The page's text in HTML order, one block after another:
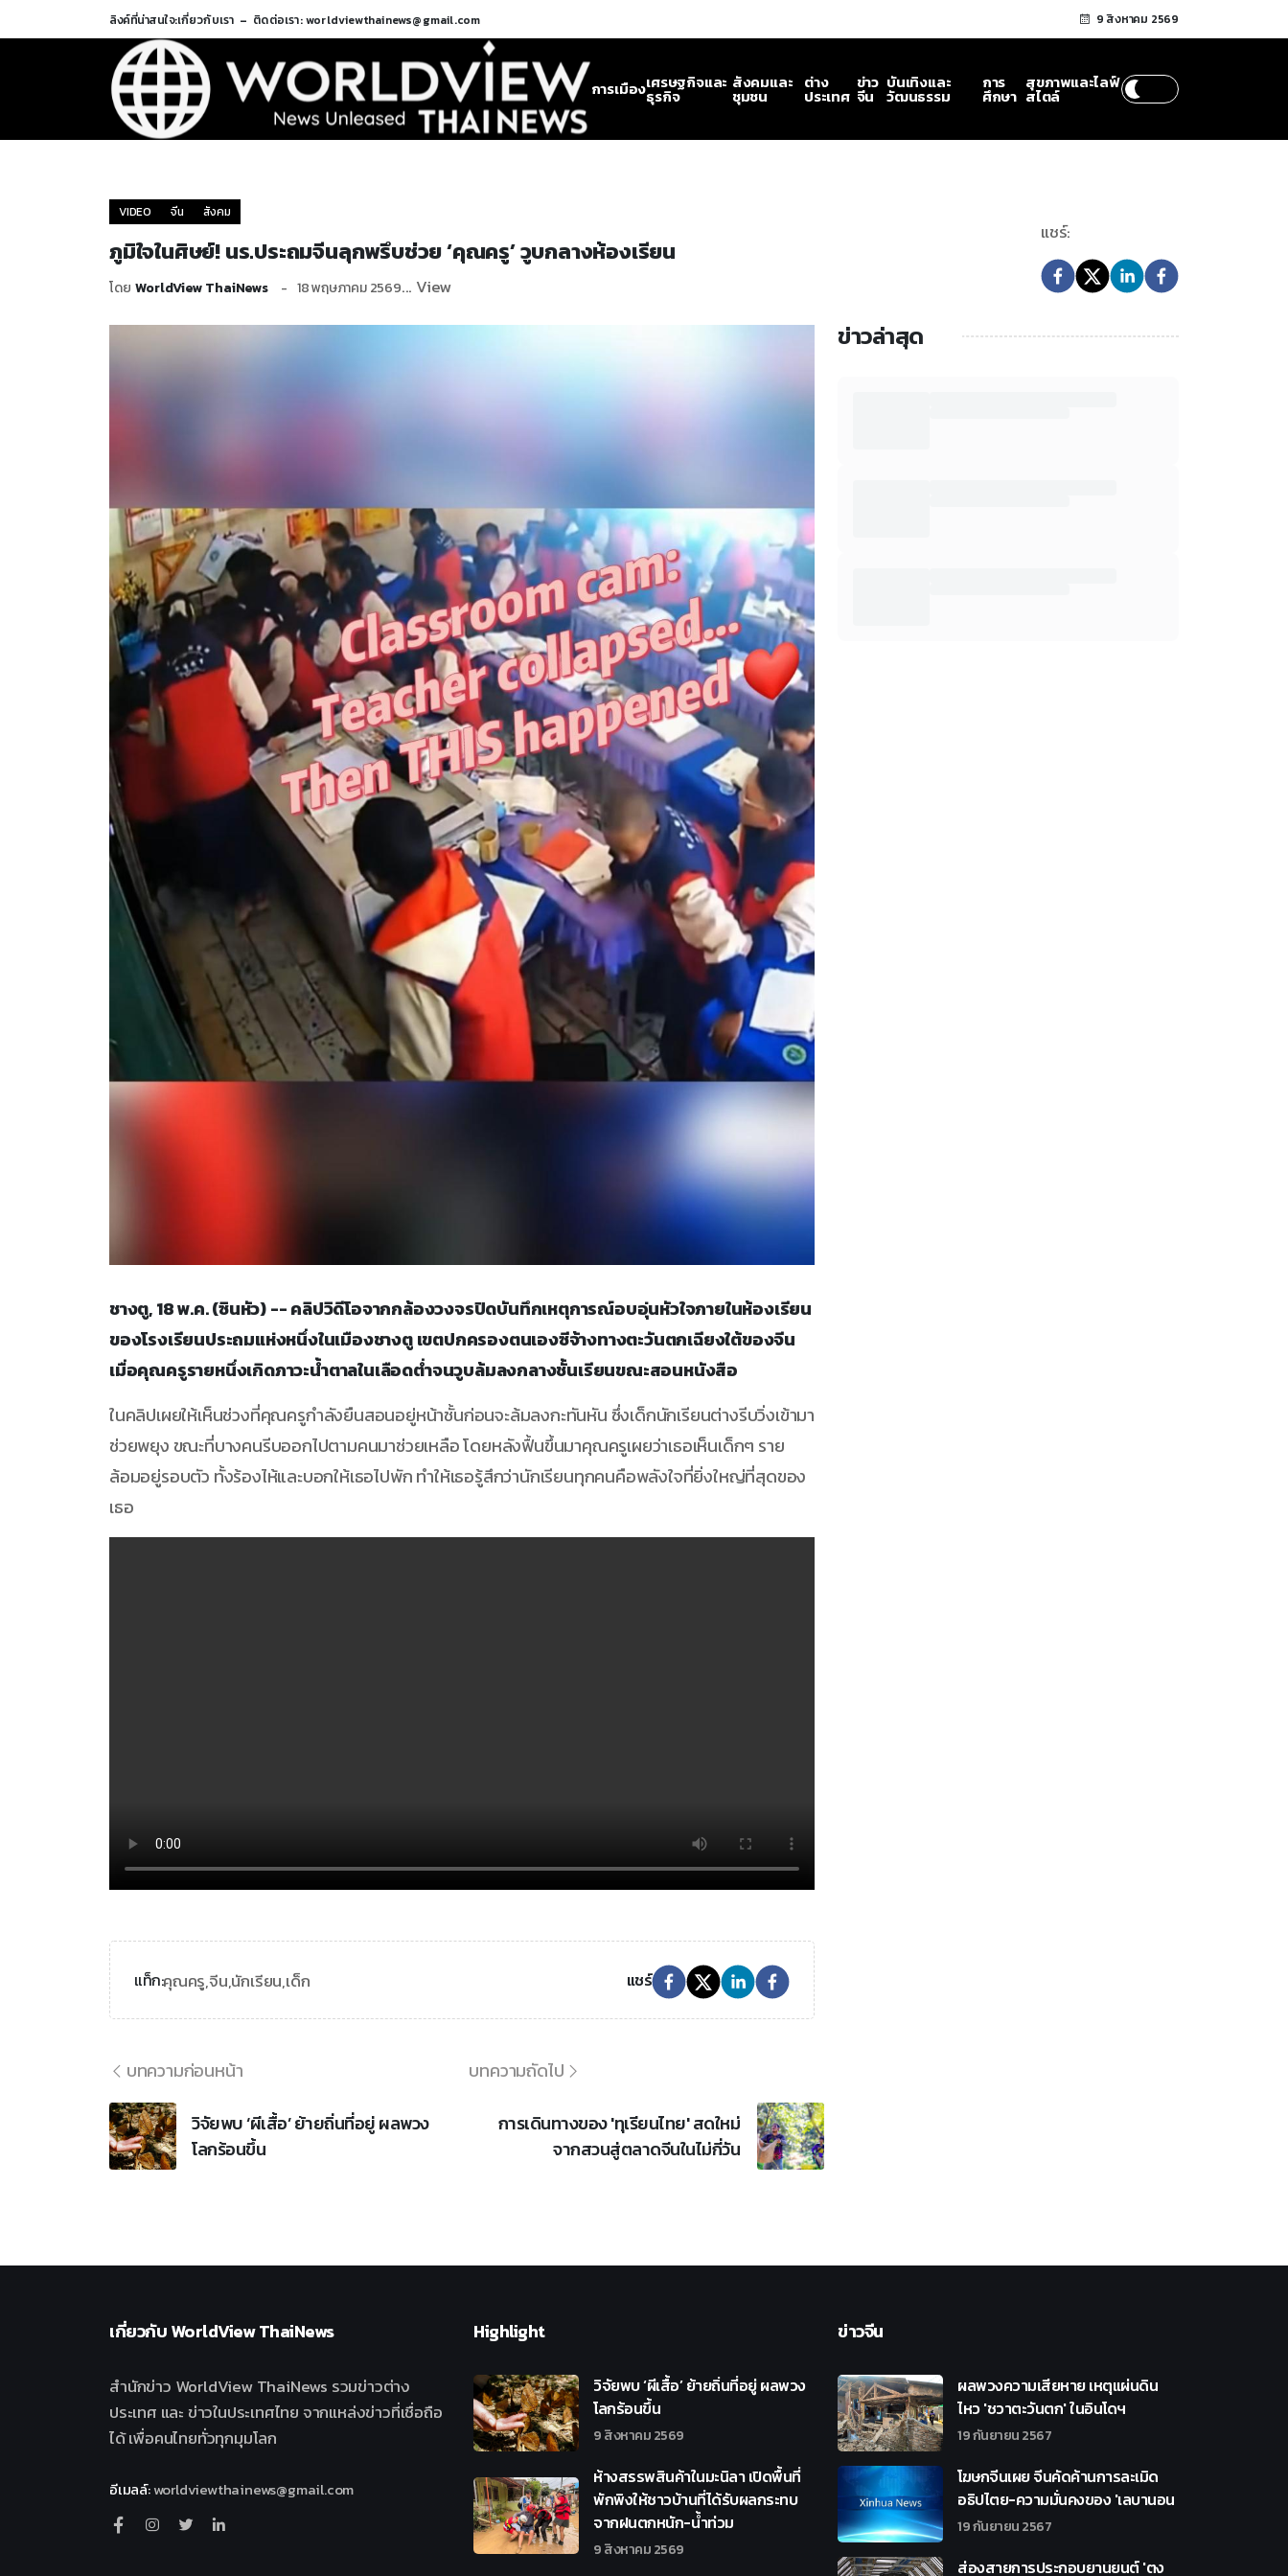
ลิงค์ที่น่าสนใจ:เกี่ยวกับเรา ติดต่อเรา: worldviewthainews@gmail.com 9 สิงหาคม 2569
การเมืองเศรษฐกิจและ
ธุรกิจ
สังคมและ
ชุมชน
ต่าง
ประเทศ
ข่าว
จีน
บันเทิงและ
วัฒนธรรม
การ
ศึกษา
สุขภาพและไลฟ์
สไตล์
VIDEO จีน สังคม
ภูมิใจในศิษย์! นร.ประถมจีนลุกพรึบช่วย ‘คุณครู’ วูบกลางห้องเรียน
โดย WorldView ThaiNews 18 พฤษภาคม 2569... View
แชร์:
ชางตู, 18 พ.ค. (ซินหัว) -- คลิปวิดีโอจากกล้องวงจรปิดบันทึกเหตุการณ์อบอุ่นหัวใจภายในห้องเรียน
ของโรงเรียนประถมแห่งหนึ่งในเมืองชางตู เขตปกครองตนเองซีจ้างทางตะวันตกเฉียงใต้ของจีน
เมื่อคุณครูรายหนึ่งเกิดภาวะน้ำตาลในเลือดต่ำจนวูบล้มลงกลางชั้นเรียนขณะสอนหนังสือ
ในคลิปเผยให้เห็นช่วงที่คุณครูกำลังยืนสอนอยู่หน้าชั้นก่อนจะล้มลงกะทันหัน ซึ่งเด็กนักเรียนต่างรีบวิ่งเข้ามา
ช่วยพยุง ขณะที่บางคนรีบออกไปตามคนมาช่วยเหลือ โดยหลังฟื้นขึ้นมาคุณครูเผยว่าเธอเห็นเด็กๆ ราย
ล้อมอยู่รอบตัว ทั้งร้องไห้และบอกให้เธอไปพัก ทำให้เธอรู้สึกว่านักเรียนทุกคนคือพลังใจที่ยิ่งใหญ่ที่สุดของ
เธอ
แท็ก:คุณครู,จีน,นักเรียน,เด็ก แชร์
บทความก่อนหน้า
วิจัยพบ ‘ผีเสื้อ’ ย้ายถิ่นที่อยู่ ผลพวง
โลกร้อนขึ้น
บทความถัดไป
การเดินทางของ 'ทุเรียนไทย' สดใหม่
จากสวนสู่ตลาดจีนในไม่กี่วัน
ข่าวล่าสุด
เกี่ยวกับWorldView ThaiNews
สำนักข่าว WorldView ThaiNews รวมข่าวต่าง
ประเทศ และ ข่าวในประเทศไทย จากแหล่งข่าวที่เชื่อถือ
ได้ เพื่อคนไทยทั่วทุกมุมโลก
อีเมลล์:worldviewthainews@gmail.com
Highlight
วิจัยพบ ‘ผีเสื้อ’ ย้ายถิ่นที่อยู่ ผลพวง
โลกร้อนขึ้น
9 สิงหาคม 2569
ห้างสรรพสินค้าในมะนิลา เปิดพื้นที่
พักพิงให้ชาวบ้านที่ได้รับผลกระทบ
จากฝนตกหนัก-น้ำท่วม
9 สิงหาคม 2569
ข่าวจีน
ผลพวงความเสียหาย เหตุแผ่นดิน
ไหว 'ชวาตะวันตก' ในอินโดฯ
19 กันยายน 2567
โฆษกจีนเผย จีนคัดค้านการละเมิด
อธิปไตย-ความมั่นคงของ 'เลบานอน
19 กันยายน 2567
ส่องสายการประกอบยานยนต์ 'ตง